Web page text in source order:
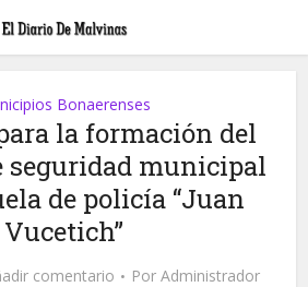
Bonaerenses
la formación del
seguridad municipal
de policía “Juan
Vucetich”
comentario Por Administrador